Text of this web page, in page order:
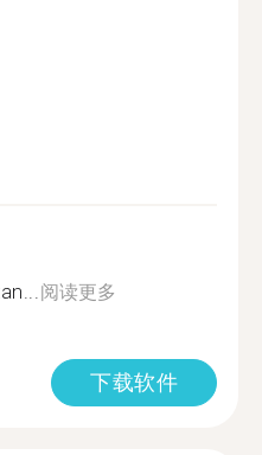
阅读更多
下载软件